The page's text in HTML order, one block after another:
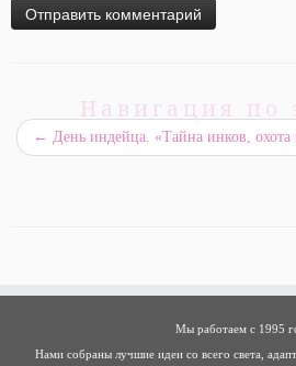
Навигация по
← День индейца. «Тайна инков, охота
Мы работаем с 1995
Нами собраны лучшие идеи со всего света,